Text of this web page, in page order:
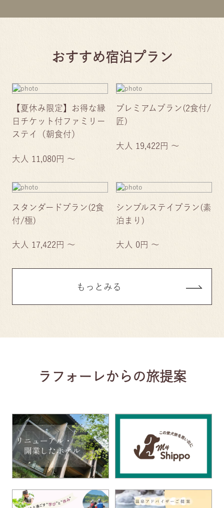
おすすめ宿泊プラン
【夏休み限定】お得な縁
日チケット付ファミリー
ステイ（朝食付）
大人 11,080円 ～
プレミアムプラン(2食付/
匠)
大人 19,422円 ～
スタンダードプラン(2食
付/極)
大人 17,422円 ～
シンプルステイプラン(素
泊まり)
大人 0円 ～
もっとみる
ラフォーレからの旅提案